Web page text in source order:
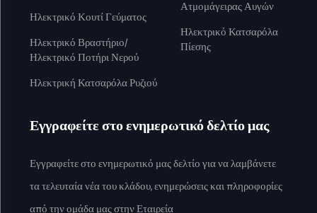
Ηλεκτρικό Κουτί Γεύματος
Ηλεκτρικό Βραστήριο/
Ηλεκτρικό Ποτήρι Νερού
Ηλεκτρική Κατσαρόλα Ρυζιού
Ατμομάγειρας Αυγών
Ηλεκτρικό Κατσαρόλα
Πίεσης
Εγγραφείτε στο ενημερωτικό δελτίο μας
Εγγραφείτε στο ενημερωτικό μας δελτίο για να λαμβάνετε
τα τελευταία νέα του κλάδου, ενημερώσεις και πληροφορίες